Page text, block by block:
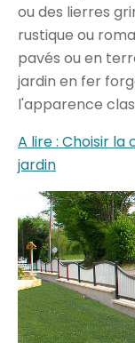
ou des lierres
rustique ou
pavés ou en
jardin en fer
l'apparence
A lire : Choisir
jardin